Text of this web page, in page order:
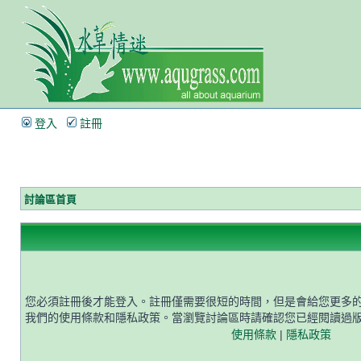
登入 註冊
討論區首頁
您必須註冊後才能登入。註冊僅需要很短的時間，但是會給您更多
我們的使用條款和隱私政策。當瀏覽討論區時請確認您已經閱讀過
使用條款| 隱私政策